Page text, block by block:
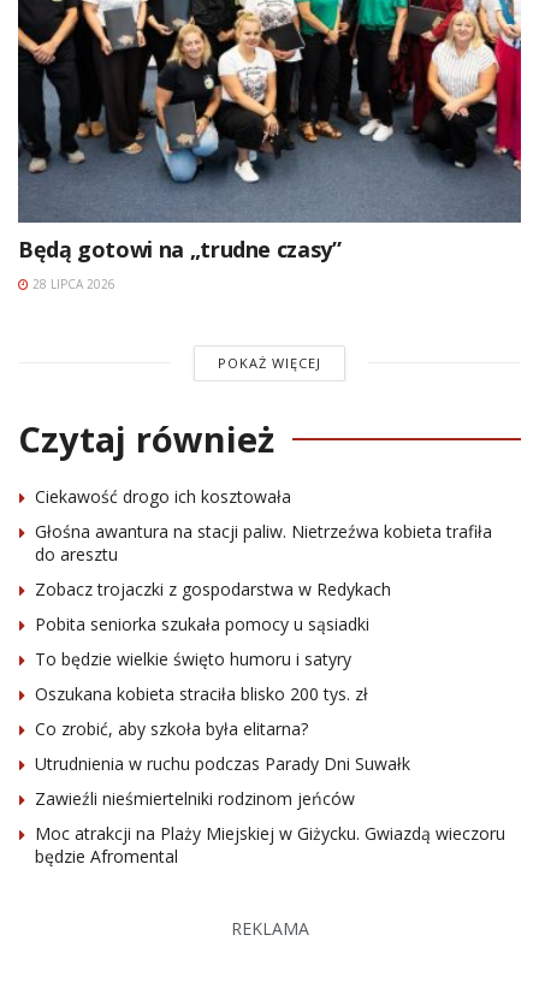
Będą gotowi na „trudne czasy”
28 LIPCA 2026
POKAŻ WIĘCEJ
Czytaj również
Ciekawość drogo ich kosztowała
Głośna awantura na stacji paliw. Nietrzeźwa kobieta trafiła
do aresztu
Zobacz trojaczki z gospodarstwa w Redykach
Pobita seniorka szukała pomocy u sąsiadki
To będzie wielkie święto humoru i satyry
Oszukana kobieta straciła blisko 200 tys. zł
Co zrobić, aby szkoła była elitarna?
Utrudnienia w ruchu podczas Parady Dni Suwałk
Zawieźli nieśmiertelniki rodzinom jeńców
Moc atrakcji na Plaży Miejskiej w Giżycku. Gwiazdą wieczoru
będzie Afromental
REKLAMA